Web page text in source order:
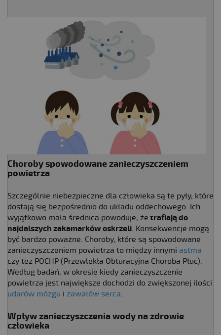
Choroby spowodowane zanieczyszczeniem
powietrza
Szczególnie niebezpieczne dla człowieka są te pyły, które
dostają się bezpośrednio do układu oddechowego. Ich
wyjątkowo mała średnica powoduje, że trafiają do
najdalszych zakamarków oskrzeli. Konsekwencje mogą
być bardzo poważne. Choroby, które są spowodowane
zanieczyszczeniem powietrza to między innymi astma
czy też POCHP (Przewlekła Obturacyjna Choroba Płuc).
Według badań, w okresie kiedy zanieczyszczenie
powietrza jest największe dochodzi do zwiększonej ilości
udarów mózgu i zawałów serca.
Wpływ zanieczyszczenia wody na zdrowie
człowieka